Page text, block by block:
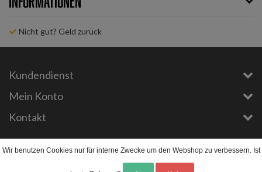
Nicht gut? Geld zurück
Kundendienst
Mein Konto
Kontakt
Wir benutzen Cookies nur für interne Zwecke um den Webshop zu verbessern. Ist